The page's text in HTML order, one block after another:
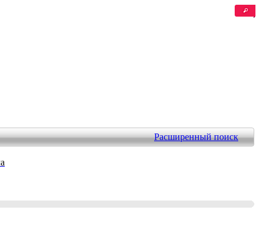
Расширенный поиск